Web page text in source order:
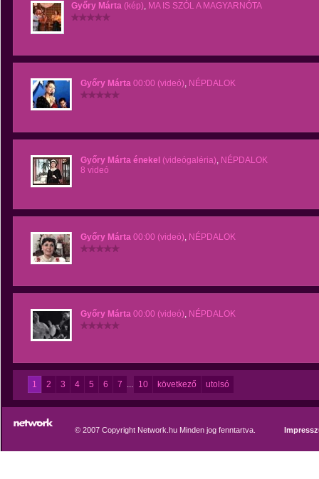
Győry Márta (kép), MA IS SZÓL A MAGYARNÓTA
Győry Márta 00:00 (videó), NÉPDALOK
Győry Márta énekel (videógaléria), NÉPDALOK
8 videó
Győry Márta 00:00 (videó), NÉPDALOK
Győry Márta 00:00 (videó), NÉPDALOK
1 2 3 4 5 6 7 ... 10 következő utolsó
© 2007 Copyright Network.hu Minden jog fenntartva.